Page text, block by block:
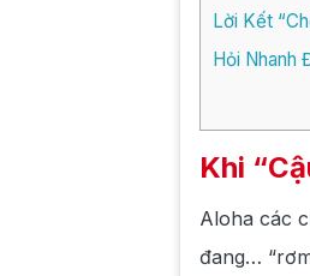
Lời Kết
Hỏi Nhanh
Khi
Aloha các
đang…